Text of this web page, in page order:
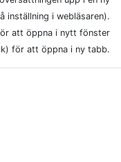
inställning i webläsaren).
att öppna i nytt fönster
för att öppna i ny tabb.